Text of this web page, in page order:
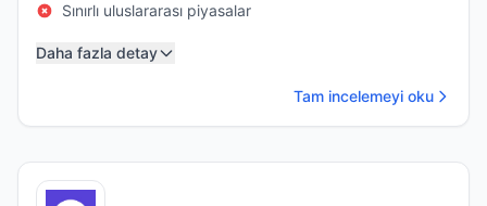
Sınırlı uluslararası piyasalar
Daha fazla detay
Tam incelemeyi oku